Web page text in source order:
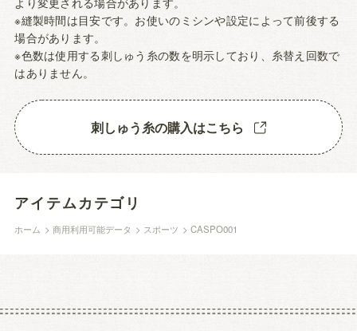
※縫製時間は目安です。お使いのミシンや設定によって前後する
場合があります。
※色数は使用する刺しゅう糸の数を明示しており、糸替え回数で
はありません。
刺しゅう糸の購入はこちら
アイテムカテゴリ
ホーム >商用利用可能データ > スポーツ >CASPO001